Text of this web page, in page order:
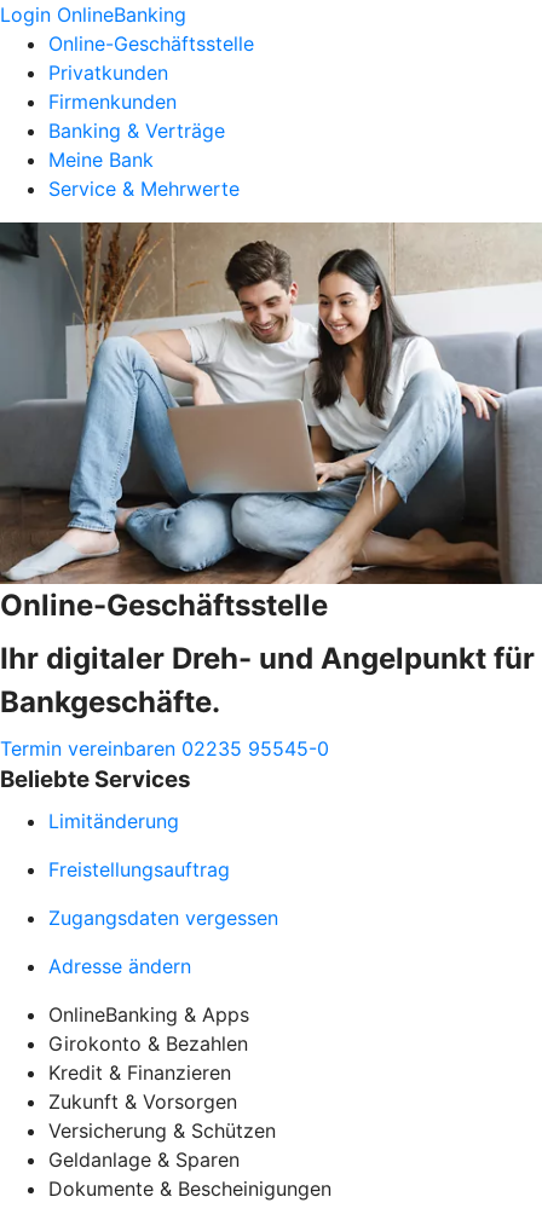
Login OnlineBanking
Online-Geschäftsstelle
Privatkunden
Firmenkunden
Banking & Verträge
Meine Bank
Service & Mehrwerte
Online-Geschäftsstelle
Ihr digitaler Dreh- und Angelpunkt für
Bankgeschäfte.
Termin vereinbaren 02235 95545-0
Beliebte Services
Limitänderung
Freistellungsauftrag
Zugangsdaten vergessen
Adresse ändern
OnlineBanking & Apps
Girokonto & Bezahlen
Kredit & Finanzieren
Zukunft & Vorsorgen
Versicherung & Schützen
Geldanlage & Sparen
Dokumente & Bescheinigungen